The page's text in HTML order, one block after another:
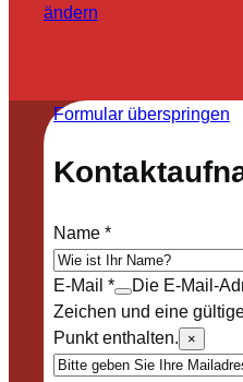
ändern
Formular überspringen
Name*
E-Mail *
Die E-Mail-
Zeichen und eine
Punkt enthalten.
×